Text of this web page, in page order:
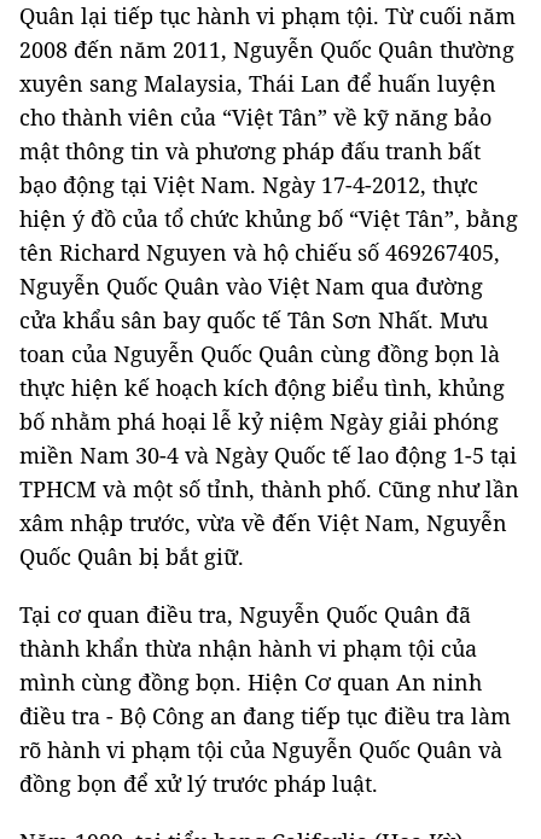
Quân lại tiếp tục hành vi phạm tội. Từ cuối năm
2008 đến năm 2011, Nguyễn Quốc Quân thường
xuyên sang Malaysia, Thái Lan để huấn luyện
cho thành viên của “Việt Tân” về kỹ năng bảo
mật thông tin và phương pháp đấu tranh bất
bạo động tại Việt Nam. Ngày 17-4-2012, thực
hiện ý đồ của tổ chức khủng bố “Việt Tân”, bằng
tên Richard Nguyen và hộ chiếu số 469267405,
Nguyễn Quốc Quân vào Việt Nam qua đường
cửa khẩu sân bay quốc tế Tân Sơn Nhất. Mưu
toan của Nguyễn Quốc Quân cùng đồng bọn là
thực hiện kế hoạch kích động biểu tình, khủng
bố nhằm phá hoại lễ kỷ niệm Ngày giải phóng
miền Nam 30-4 và Ngày Quốc tế lao động 1-5 tại
TPHCM và một số tỉnh, thành phố. Cũng như lần
xâm nhập trước, vừa về đến Việt Nam, Nguyễn
Quốc Quân bị bắt giữ.
Tại cơ quan điều tra, Nguyễn Quốc Quân đã
thành khẩn thừa nhận hành vi phạm tội của
mình cùng đồng bọn. Hiện Cơ quan An ninh
điều tra - Bộ Công an đang tiếp tục điều tra làm
rõ hành vi phạm tội của Nguyễn Quốc Quân và
đồng bọn để xử lý trước pháp luật.